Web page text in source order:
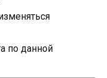
по данной